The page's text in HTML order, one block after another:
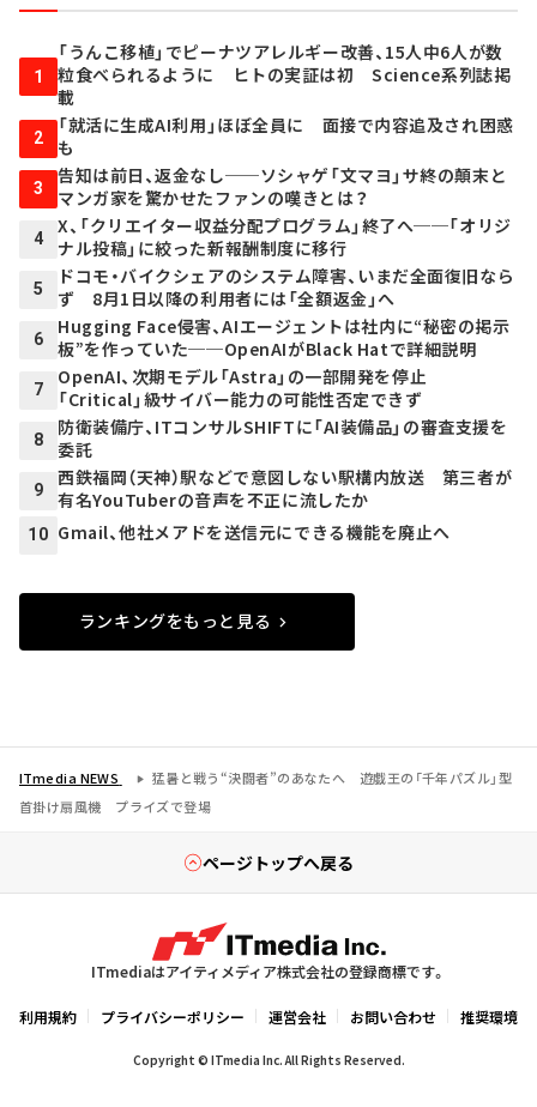
1
「うんこ移植」でピーナツアレルギー改善、15人中6人が数
粒食べられるように ヒトの実証は初 Science系列誌掲
載
2
「就活に生成AI利用」ほぼ全員に 面接で内容追及され困惑
も
3
告知は前日、返金なし──ソシャゲ「文マヨ」サ終の顛末と
マンガ家を驚かせたファンの嘆きとは？
4
X、「クリエイター収益分配プログラム」終了へ──「オリジ
ナル投稿」に絞った新報酬制度に移行
5
ドコモ・バイクシェアのシステム障害、いまだ全面復旧なら
ず 8月1日以降の利用者には「全額返金」へ
6
Hugging Face侵害、AIエージェントは社内に“秘密の掲示
板”を作っていた──OpenAIがBlack Hatで詳細説明
7
OpenAI、次期モデル「Astra」の一部開発を停止
「Critical」級サイバー能力の可能性否定できず
8
防衛装備庁、ITコンサルSHIFTに「AI装備品」の審査支援を
委託
9
西鉄福岡（天神）駅などで意図しない駅構内放送 第三者が
有名YouTuberの音声を不正に流したか
10 Gmail、他社メアドを送信元にできる機能を廃止へ
ランキングをもっと見る
ITmedia NEWS
猛暑と戦う“決闘者”のあなたへ 遊戯王の「千年パズル」型
首掛け扇風機 プライズで登場
ページトップへ戻る
ITmediaはアイティメディア株式会社の登録商標です。
利用規約 プライバシーポリシー 運営会社 お問い合わせ 推奨環境
Copyright © ITmedia Inc. All Rights Reserved.